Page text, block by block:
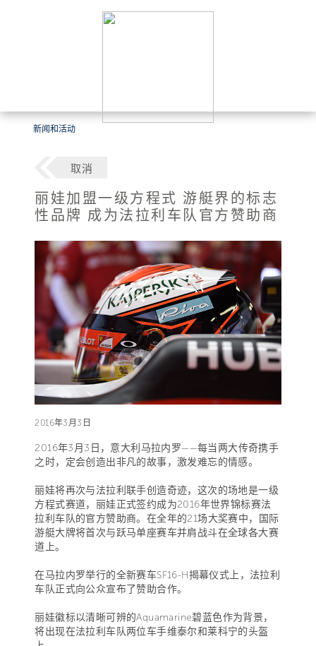
新闻和活动
取消
丽娃加盟一级方程式 游艇界的标志
性品牌 成为法拉利车队官方赞助商
2016年3月3日
2016年3月3日，意大利马拉内罗——每当两大传奇携手
之时，定会创造出非凡的故事，激发难忘的情感。
丽娃将再次与法拉利联手创造奇迹，这次的场地是一级
方程式赛道，丽娃正式签约成为2016年世界锦标赛法
拉利车队的官方赞助商。在全年的21场大奖赛中，国际
游艇大牌将首次与跃马单座赛车并肩战斗在全球各大赛
道上。
在马拉内罗举行的全新赛车SF16-H揭幕仪式上，法拉利
车队正式向公众宣布了赞助合作。
丽娃徽标以清晰可辨的Aquamarine碧蓝色作为背景，
将出现在法拉利车队两位车手维泰尔和莱科宁的头盔